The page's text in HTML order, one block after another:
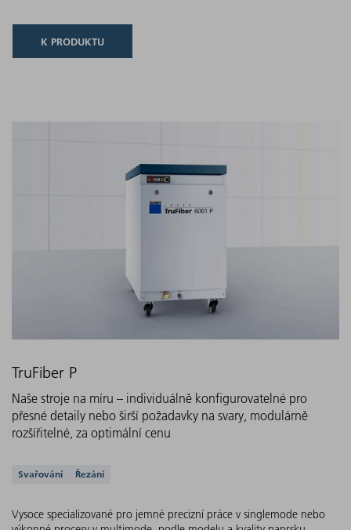
K PRODUKTU
TruFiber P
Naše stroje na míru – individuálně konfigurovatelné pro
přesné detaily nebo širší požadavky na svary, modulárně
rozšířitelné, za optimální cenu
Podporovaná řešení
Svařování Řezání
Vysoce specializované pro jemné precizní práce v singlemode nebo